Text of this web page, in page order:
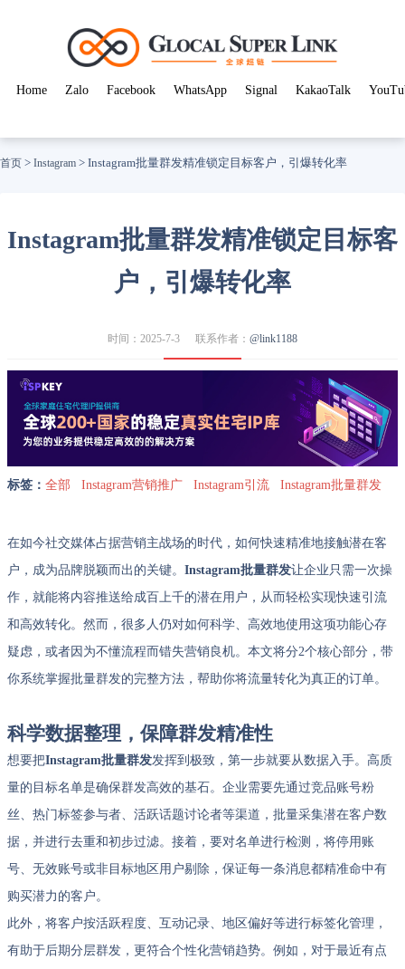
Home Zalo Facebook WhatsApp Signal KakaoTalk
首页 > Instagram > Instagram批量群发精准锁定目标客户，引爆转化率
Instagram批量群发精准锁定目标客
户，引爆转化率
时间：2025-7-3 联系作者： @link1188
标签： 全部 Instagram营销推广 Instagram引流 Instagram批量群发
在如今社交媒体占据营销主战场的时代，如何快速精准地接触潜在客
户，成为品牌脱颖而出的关键。 Instagram批量群发让企业只需一次操
作，就能将内容推送给成百上千的潜在用户，从而轻松实现快速引流
和高效转化。然而，很多人仍对如何科学、高效地使用这项功能心存
疑虑，或者因为不懂流程而错失营销良机。本文将分2个核心部分，带
你系统掌握批量群发的完整方法，帮助你将流量转化为真正的订单。
科学数据整理，保障群发精准性
想要把Instagram批量群发发挥到极致，第一步就要从数据入手。高质
量的目标名单是确保群发高效的基石。企业需要先通过竞品账号粉
丝、热门标签参与者、活跃话题讨论者等渠道，批量采集潜在客户数
据，并进行去重和初步过滤。接着，要对名单进行检测，将停用账
号、无效账号或非目标地区用户剔除，保证每一条消息都精准命中有
购买潜力的客户。
此外，将客户按活跃程度、互动记录、地区偏好等进行标签化管理，
有助于后期分层群发，更符合个性化营销趋势。例如，对于最近有点